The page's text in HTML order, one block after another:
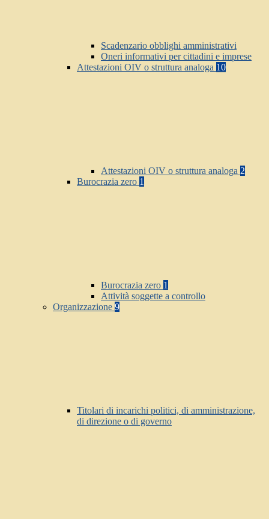
Scadenzario obblighi amministrativi
Oneri informativi per cittadini e imprese
Attestazioni OIV o struttura analoga 10
Attestazioni OIV o struttura analoga 2
Burocrazia zero 1
Burocrazia zero 1
Attività soggette a controllo
Organizzazione 9
Titolari di incarichi politici, di amministrazione,
di direzione o di governo